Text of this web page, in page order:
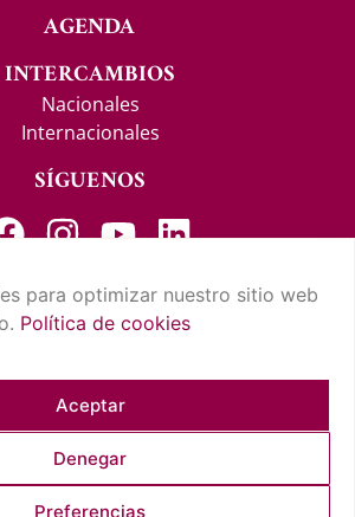
para optimizar nuestro sitio web
Política de cookies
Aceptar
Denegar
Preferencias
AGENDA
INTERCAMBIOS
Nacionales
Internacionales
SÍGUENOS
SUGERENCIAS
AVISO LEGAL
CUMPLIMIENTO NORMATIVO